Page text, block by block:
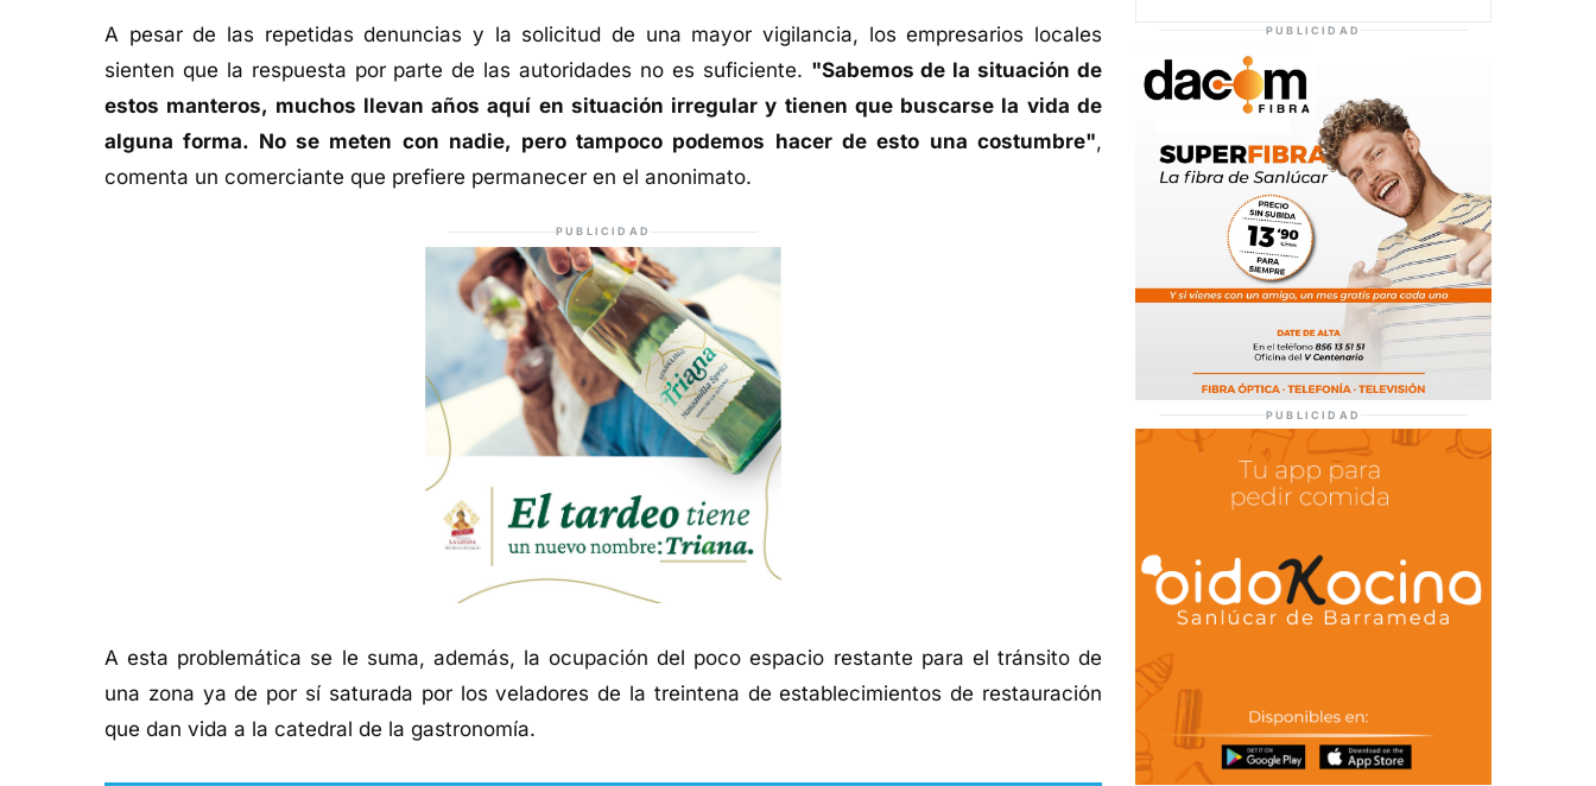
A pesar de las repetidas denuncias y la solicitud de una mayor vigilancia, los empresarios locales
sienten que la respuesta por parte de las autoridades no es suficiente. "Sabemos de la situación de
estos manteros, muchos llevan años aquí en situación irregular y tienen que buscarse la vida de
alguna forma. No se meten con nadie, pero tampoco podemos hacer de esto una costumbre",
comenta un comerciante que prefiere permanecer en el anonimato.
PUBLICIDAD
A esta problemática se le suma, además, la ocupación del poco espacio restante para el tránsito de
una zona ya de por sí saturada por los veladores de la treintena de establecimientos de restauración
que dan vida a la catedral de la gastronomía.
PUBLICIDAD
PUBLICIDAD